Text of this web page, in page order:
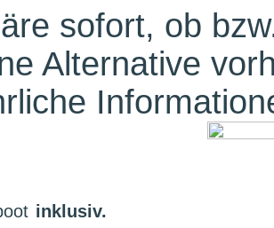
sofort, ob
Alternative
inklusiv.